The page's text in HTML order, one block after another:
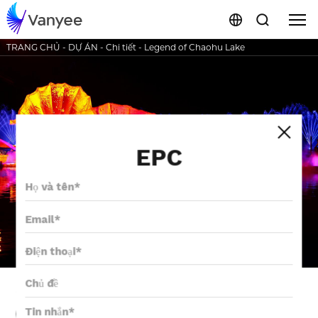
TRANG CHỦ - DỰ ÁN - Chi tiết- Legend of Chaohu Lake
Sào Hồ Truyền Kỳ
Chương trình nhạc nước sáng tạo
EPC